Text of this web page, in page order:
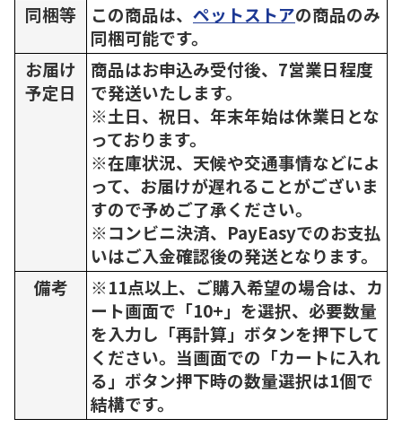
同梱等
この商品は、 ペットストアの商品のみ
同梱可能です。
お届け
予定日
商品はお申込み受付後、7営業日程度
で発送いたします。
※土日、祝日、年末年始は休業日とな
っております。
※在庫状況、天候や交通事情などによ
って、お届けが遅れることがございま
すので予めご了承ください。
※コンビニ決済、PayEasyでのお支払
いはご入金確認後の発送となります。
備考
※11点以上、ご購入希望の場合は、カ
ート画面で「10+」を選択、必要数量
を入力し「再計算」ボタンを押下して
ください。当画面での「カートに入れ
る」ボタン押下時の数量選択は1個で
結構です。